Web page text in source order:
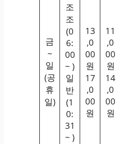
금
~
일
(공
휴
일)
조
조
(0
6:
00
~ )
일
반
(1
0:
31
~ )
13
,0
00
원
17
,0
00
원
11
,0
00
원
14
,0
00
원